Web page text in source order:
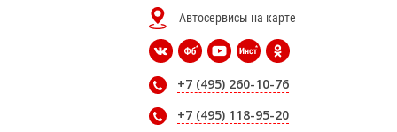
Автосервисы на карте
+7 (495) 260-10-76
+7 (495) 118-95-20